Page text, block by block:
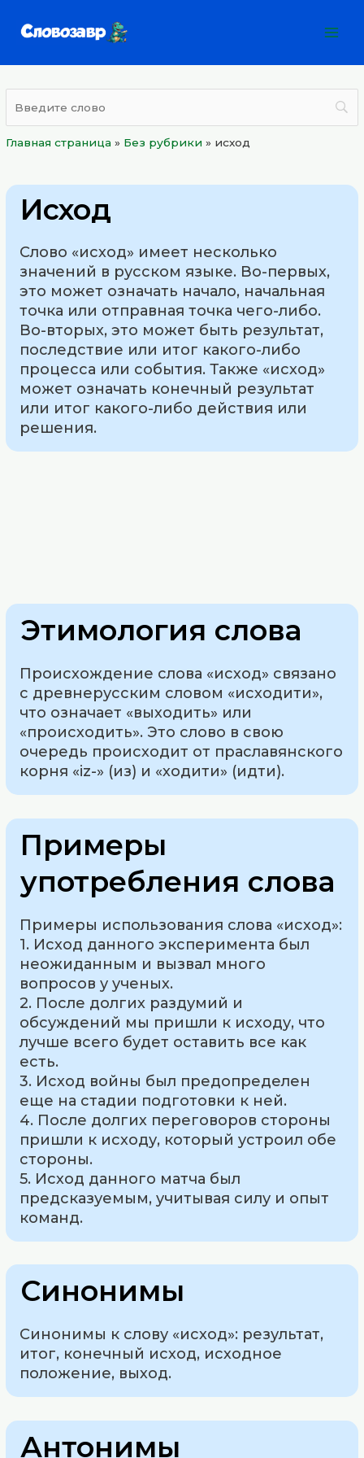
Главная страница » Без рубрики » исход
Исход
Слово «исход» имеет несколько
значений в русском языке. Во-первых,
это может означать начало, начальная
точка или отправная точка чего-либо.
Во-вторых, это может быть результат,
последствие или итог какого-либо
процесса или события. Также «исход»
может означать конечный результат
или итог какого-либо действия или
решения.
Этимология слова
Происхождение слова «исход» связано
с древнерусским словом «исходити»,
что означает «выходить» или
«происходить». Это слово в свою
очередь происходит от праславянского
корня «iz-» (из) и «ходити» (идти).
Примеры
употребления слова
Примеры использования слова «исход»:
1. Исход данного эксперимента был
неожиданным и вызвал много
вопросов у ученых.
2. После долгих раздумий и
обсуждений мы пришли к исходу, что
лучше всего будет оставить все как
есть.
3. Исход войны был предопределен
еще на стадии подготовки к ней.
4. После долгих переговоров стороны
пришли к исходу, который устроил обе
стороны.
5. Исход данного матча был
предсказуемым, учитывая силу и опыт
команд.
Синонимы
Синонимы к слову «исход»: результат,
итог, конечный исход, исходное
положение, выход.
Антонимы